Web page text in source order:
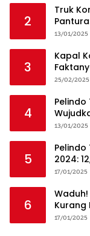
2
Truk
13/01/2025
3
Kapal
25/02/2025
4
Global
13/01/2025
5
Pelindo
2024:
Logistik
17/01/2025
6
Kurang
17/01/2025